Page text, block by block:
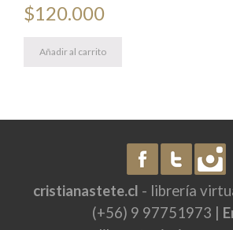
$120.000
Añadir al carrito
cristianastete.cl - librería
(+56) 9 97751973 |